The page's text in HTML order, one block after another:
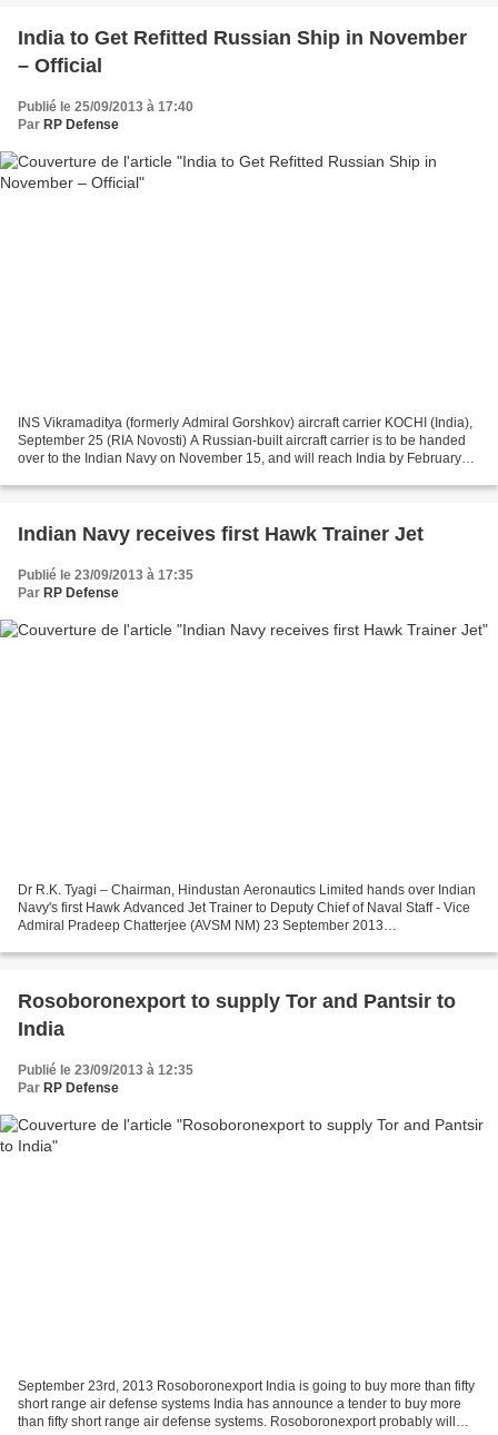
India to Get Refitted Russian Ship in November
– Official
Publié le 25/09/2013 à 17:40
Par RP Defense
INS Vikramaditya (formerly Admiral Gorshkov) aircraft carrier KOCHI (India),
September 25 (RIA Novosti) A Russian-built aircraft carrier is to be handed
over to the Indian Navy on November 15, and will reach India by February
Indian Navy receives first Hawk Trainer Jet
Publié le 23/09/2013 à 17:35
Par RP Defense
Dr R.K. Tyagi – Chairman, Hindustan Aeronautics Limited hands over Indian
Navy's first Hawk Advanced Jet Trainer to Deputy Chief of Naval Staff - Vice
Admiral Pradeep Chatterjee (AVSM NM) 23 September 2013
Rosoboronexport to supply Tor and Pantsir to
India
Publié le 23/09/2013 à 12:35
Par RP Defense
September 23rd, 2013 Rosoboronexport India is going to buy more than fifty
short range air defense systems India has announce a tender to buy more
than fifty short range air defense systems. Rosoboronexport probably will